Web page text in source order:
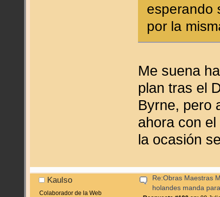
esperando
por la
Me suena
plan tras el
Byrne, pero
ahora con
la ocasión
Kaulso
Colaborador de la Web
Re:Obras Maestras
holandes manda